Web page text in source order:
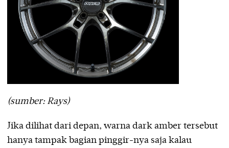
(sumber: Rays)
Jika dilihat dari depan, warna dark amber tersebut
hanya tampak bagian pinggir-nya saja kalau